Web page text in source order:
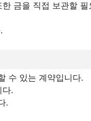
금을 직접 보관할 필
수 있는 계약입니다.
다.
.